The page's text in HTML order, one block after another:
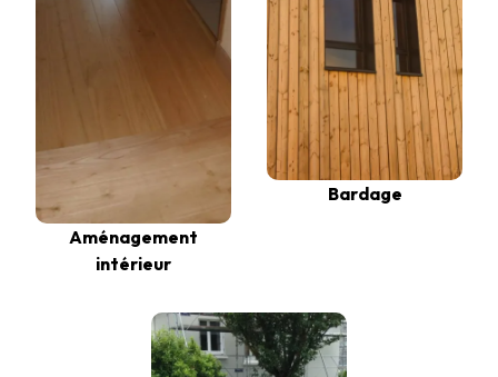
Aménagement
intérieur
Bardage